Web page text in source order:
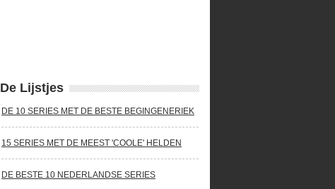
De Lijstjes
DE 10 SERIES MET DE BESTE BEGINGENERIEK
15 SERIES MET DE MEEST 'COOLE' HELDEN
DE BESTE 10 NEDERLANDSE SERIES